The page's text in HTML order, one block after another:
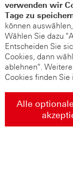
verwenden wir
Tage zu
können
Wählen Sie dazu
Entscheiden Sie
Cookies, dann
ablehnen".
Cookies finden Sie
Alle